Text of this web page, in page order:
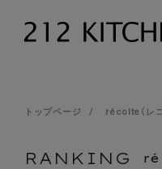
トップページ récolte（レ
RANKING